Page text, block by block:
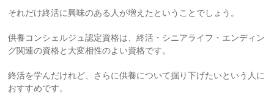
それだけ終活に興味のある人が増えたということでしょう。
供養コンシェルジュ認定資格は、終活・シニアライフ・エンディン
グ関連の資格と大変相性のよい資格です。
終活を学んだけれど、さらに供養について掘り下げたいという人に
おすすめです。